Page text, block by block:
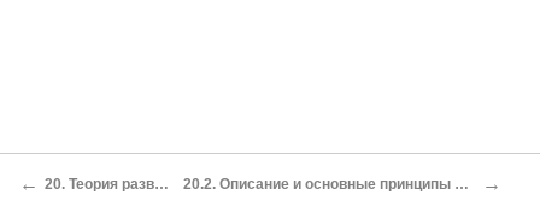
← 20. Теория развития творческой личности 20.2. Описание и основные принципы Игры. Внешние обстоятельства как варианты препятствий →